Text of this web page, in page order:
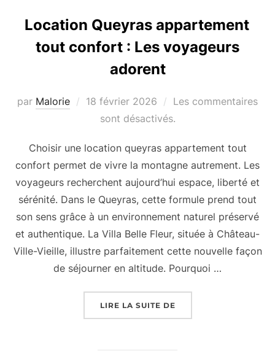
Location Queyras appartement
tout confort : Les voyageurs
adorent
par Malorie
Publié
18 février 2026
Les commentaires
sont désactivés.
Choisir une location queyras appartement tout
confort permet de vivre la montagne autrement. Les
voyageurs recherchent aujourd’hui espace, liberté et
sérénité. Dans le Queyras, cette formule prend tout
son sens grâce à un environnement naturel préservé
et authentique. La Villa Belle Fleur, située à Château-
Ville-Vieille, illustre parfaitement cette nouvelle façon
de séjourner en altitude. Pourquoi …
LIRE LA SUITE DE